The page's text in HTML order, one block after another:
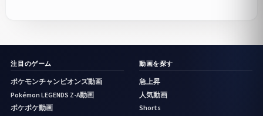
注目のゲーム
ポケモンチャンピオンズ動画
Pokémon LEGENDS Z-A動画
ポケポケ動画
動画を探す
急上昇
人気動画
Shorts